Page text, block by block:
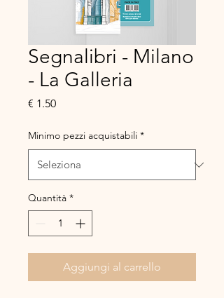
Segnalibri - Milano
- La Galleria
€ 1.50Prezzo
Minimo pezzi acquistabili *
Quantità *
Aggiungi al carrello